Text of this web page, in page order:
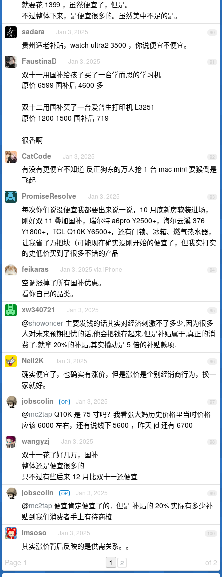
就要花 1399 ，虽然便宜了，但是。
不过整体下来，是便宜很多的。虽然美中不足的是。
90
sadara Jan 3, 2025
贵州适老补贴，watch ultra2 3500 ，你说便宜不便宜。
91
FaustinaD Jan 3, 2025
双十一用国补给孩子买了一台学而思的学习机
原价 6599 国补后 4600 多
双十二用国补买了一台爱普生打印机 L3251
原价 1200-1500 国补后 719
很香啊
92
CatCode Jan 3, 2025
有没有更便宜不知道 反正狗东的万人抢 1 台 mac mini 耍猴倒是
飞起
93
PromiseResolve Jan 3, 2025
每次你们说没便宜我都要出来说一说，10 月底新房软装进场，
刚好双 11 叠加国补，瑞尔特 a6pro ¥2500+，海尔云溪 376
¥1800+，TCL Q10K ¥6500+，还有门锁、冰箱、燃气热水器，
让我省了万把块（可能现在确实没刚开始的便宜了，但我实打实
的史低价买到了很多不错的产品
94
feikaras Jan 3, 2025 via iPhone
空调涨掉了所有国补优惠。
看你自己的品类。
95
xw340721 Jan 3, 2025
@showonder 主要发钱的话其实对经济刺激不了多少,因为很多
人对未来预期担忧的话,他会把钱存起来.但是补贴属于,真正的消
费了,就拿 20%的补贴,其实撬动是 5 倍的补贴款项.
96
Neil2K Jan 3, 2025
确实便宜了，也确实有涨价，但是涨价是个别经销商行为，换一
家就好。
97
jobscolin OP Jan 3, 2025
@mc2tap Q10K 是 75 寸吗？我看张大妈历史价格里当时价格
应该 6000 左右，还有说线下 5600 ，昨天 jd 还有 6700
98
wangyzj Jan 3, 2025
双十一花了好几万，国补
整体还是便宜很多的
只不过有些后来 12 月比双十一还便宜
99
jobscolin OP Jan 3, 2025
@mc2tap 便宜肯定便宜了的，但是 补贴的 20% 实际有多少补
贴到我们消费者手上有待商榷
100
imsoso Jan 3, 2025
其实涨价背后反映的是供需关系。。
Page 1
of 2
1 2